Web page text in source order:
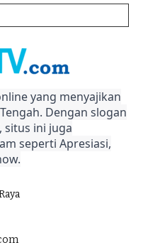
yang menyajikan
Dengan slogan
situs ini juga
seperti Apresiasi,